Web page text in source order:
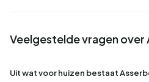
Veelgestelde vragen over
Uit wat voor huizen bestaat